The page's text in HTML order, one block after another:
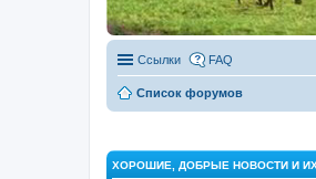
Ссылки FAQ
Список форумов
ХОРОШИЕ, ДОБРЫЕ НОВОСТИ И